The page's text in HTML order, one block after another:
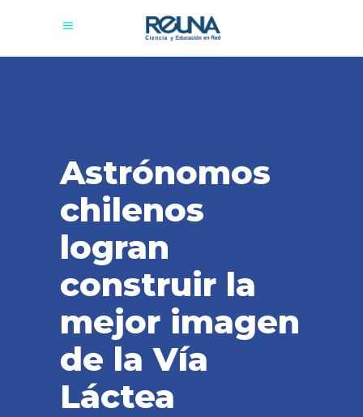
Astrónomos
chilenos
logran
construir la
mejor imagen
de la Vía
Láctea